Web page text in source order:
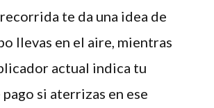
te da una idea de
llevas en el aire, mientras
actual indica tu
si aterrizas en ese